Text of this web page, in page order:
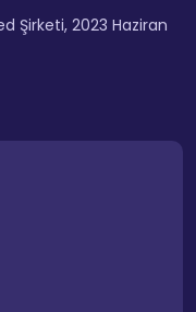
Şirketi, 2023 Haziran